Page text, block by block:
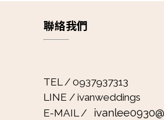
聯絡我們
TEL / 0937937313
LINE / ivanweddings
E-MAIL /